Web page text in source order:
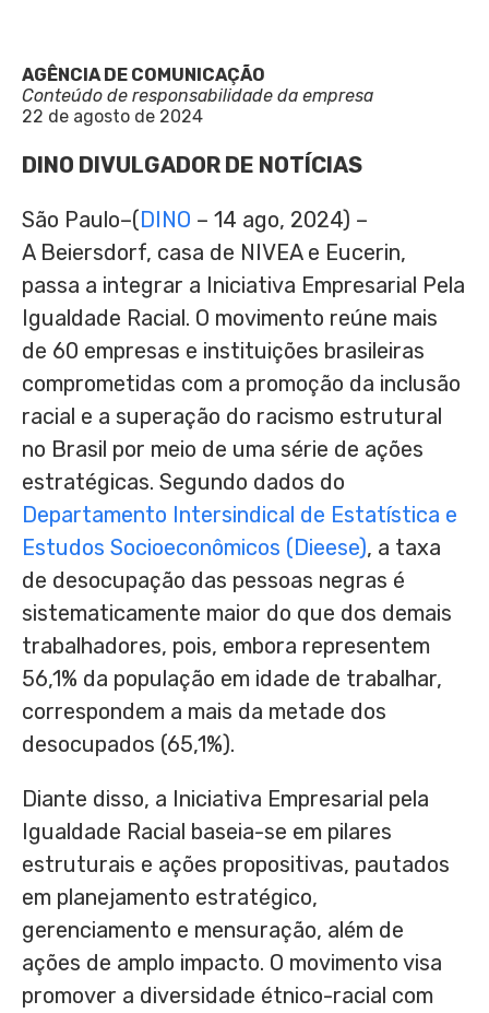
AGÊNCIA DE COMUNICAÇÃO
Conteúdo de responsabilidade da empresa
22 de agosto de 2024
DINO DIVULGADOR DE NOTÍCIAS
São Paulo–(DINO – 14 ago, 2024) –
A Beiersdorf, casa de NIVEA e Eucerin,
passa a integrar a Iniciativa Empresarial Pela
Igualdade Racial. O movimento reúne mais
de 60 empresas e instituições brasileiras
comprometidas com a promoção da inclusão
racial e a superação do racismo estrutural
no Brasil por meio de uma série de ações
estratégicas. Segundo dados do
Departamento Intersindical de Estatística e
Estudos Socioeconômicos (Dieese), a taxa
de desocupação das pessoas negras é
sistematicamente maior do que dos demais
trabalhadores, pois, embora representem
56,1% da população em idade de trabalhar,
correspondem a mais da metade dos
desocupados (65,1%).
Diante disso, a Iniciativa Empresarial pela
Igualdade Racial baseia-se em pilares
estruturais e ações propositivas, pautados
em planejamento estratégico,
gerenciamento e mensuração, além de
ações de amplo impacto. O movimento visa
promover a diversidade étnico-racial com